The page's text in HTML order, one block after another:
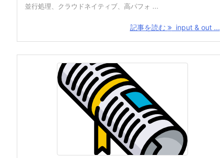
並行処理、クラウドネイティブ、高パフォ ...
記事を読む input & out ...